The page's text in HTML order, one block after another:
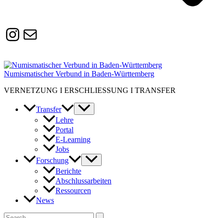
Instagram
Susanne.Boerner@zaw.uni-
heidelberg.de
Numismatischer Verbund in Baden-Württemberg
VERNETZUNG I ERSCHLIESSUNG I TRANSFER
Transfer
Lehre
Portal
E-Learning
Jobs
Forschung
Berichte
Abschlussarbeiten
Ressourcen
News